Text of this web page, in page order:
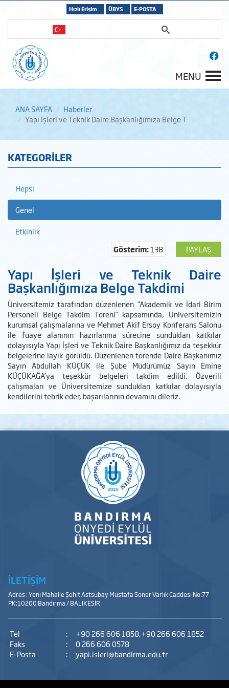
Hızlı Erişim ÜBYS E-POSTA
MENU
ANA SAYFA
Haberler
Yapı İşleri ve Teknik Daire Başkanlığımıza Belge T
KATEGORİLER
Hepsi
Genel
Etkinlik
PAYLAŞ
Gösterim:138
Yapı İşleri ve Teknik Daire
Başkanlığımıza Belge Takdimi
Üniversitemiz tarafından düzenlenen “Akademik ve İdari Birim
Personeli Belge Takdim Töreni” kapsamında, Üniversitemizin
kurumsal çalışmalarına ve Mehmet Akif Ersoy Konferans Salonu
ile fuaye alanının hazırlanma sürecine sundukları katkılar
dolayısıyla Yapı İşleri ve Teknik Daire Başkanlığımız da teşekkür
belgelerine layık görüldü. Düzenlenen törende Daire Başkanımız
Sayın Abdullah KÜÇÜK ile Şube Müdürümüz Sayın Emine
KÜÇÜKAĞA’ya teşekkür belgeleri takdim edildi. Özverili
çalışmaları ve Üniversitemize sundukları katkılar dolayısıyla
kendilerini tebrik eder, başarılarının devamını dileriz.
İLETİŞİM
Adres : Yeni Mahalle Şehit Astsubay Mustafa Soner Varlık Caddesi No:77
PK:10200 Bandırma / BALIKESİR
Tel :
+90 266 606 1858,+90 266 606 1852
Faks
:
0 266 606 0578
E-Posta
: yapi.isleri@bandirma.edu.tr